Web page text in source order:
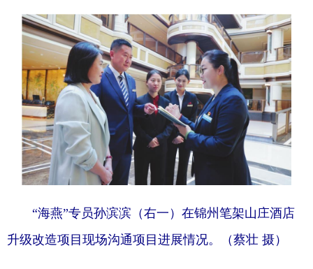
“海燕”专员孙滨滨（右一）在锦州笔架山庄酒店
升级改造项目现场沟通项目进展情况。（蔡壮 摄）